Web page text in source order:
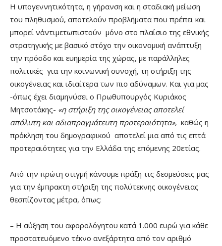
Η υπογεννητικότητα, η γήρανση και η σταδιακή μείωση
του πληθυσμού, αποτελούν προβλήματα που πρέπει και
μπορεί ν΄αντιμετωπιστούν μόνο στο πλαίσιο της εθνικής
στρατηγικής με βασικό στόχο την οικονομική ανάπτυξη
την πρόοδο και ευημερία της χώρας, με παράλληλες
πολιτικές για την κοινωνική συνοχή, τη στήριξη της
οικογένειας και ιδιαίτερα των πιο αδύναμων. Και για μας
-όπως έχει διαμηνύσει ο Πρωθυπουργός Κυριάκος
Μητσοτάκης- «η στήριξη της οικογένειας αποτελεί
απόλυτη και αδιαπραγμάτευτη προτεραιότητα», καθώς η
πρόκληση του δημογραφικού αποτελεί μια από τις επτά
προτεραιότητες για την Ελλάδα της επόμενης 20ετίας.
Από την πρώτη στιγμή κάνουμε πράξη τις δεσμεύσεις μας
για την έμπρακτη στήριξη της πολύτεκνης οικογένειας
θεσπίζοντας μέτρα, όπως:
– Η αύξηση του αφορολόγητου κατά 1.000 ευρώ για κάθε
προστατευόμενο τέκνο ανεξάρτητα από τον αριθμό